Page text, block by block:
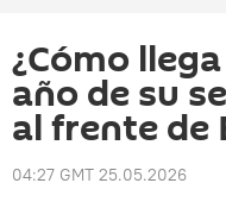
¿Cómo
año de su
al frente de
04:27 GMT 25.05.2026